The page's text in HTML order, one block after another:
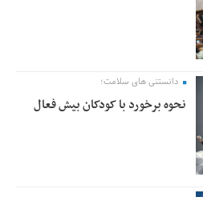
دانستنی های سلامت؛
نحوه برخورد با کودکان بیش فعال